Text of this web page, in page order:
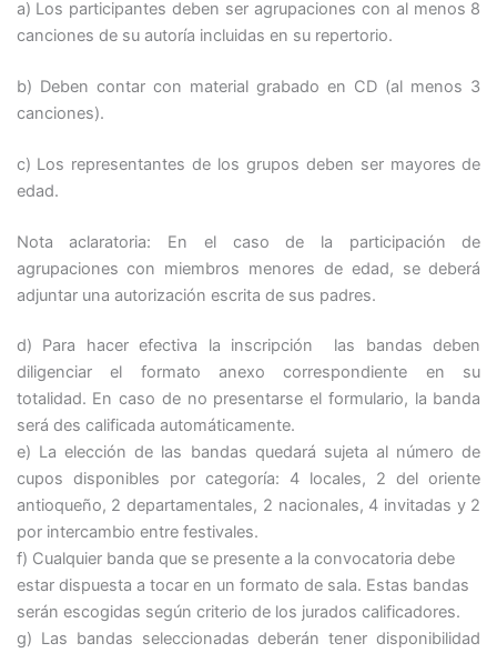
a) Los participantes deben ser agrupaciones con al menos 8
canciones de su autoría incluidas en su repertorio.
b) Deben contar con material grabado en CD (al menos 3
canciones).
c) Los representantes de los grupos deben ser mayores de
edad.
Nota aclaratoria: En el caso de la participación de
agrupaciones con miembros menores de edad, se deberá
adjuntar una autorización escrita de sus padres.
d) Para hacer efectiva la inscripción las bandas deben
diligenciar el formato anexo correspondiente en su
totalidad. En caso de no presentarse el formulario, la banda
será des calificada automáticamente.
e) La elección de las bandas quedará sujeta al número de
cupos disponibles por categoría: 4 locales, 2 del oriente
antioqueño, 2 departamentales, 2 nacionales, 4 invitadas y 2
por intercambio entre festivales.
f) Cualquier banda que se presente a la convocatoria debe
estar dispuesta a tocar en un formato de sala. Estas bandas
serán escogidas según criterio de los jurados calificadores.
g) Las bandas seleccionadas deberán tener disponibilidad